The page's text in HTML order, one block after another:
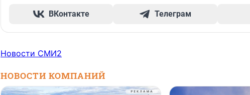
ВКонтакте Телеграм
Новости СМИ2
НОВОСТИ КОМПАНИЙ